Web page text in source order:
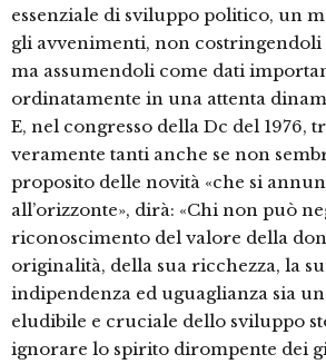
essenziale di sviluppo politico, un
gli avvenimenti, non
ma assumendoli come dati
ordinatamente in una attenta
E, nel congresso della Dc del 1976,
veramente tanti anche se non
proposito delle novità «che si
all’orizzonte», dirà: «Chi non può
riconoscimento del valore della
originalità, della sua ricchezza, la
indipendenza ed uguaglianza sia
eludibile e cruciale dello sviluppo
ignorare lo spirito dirompente dei